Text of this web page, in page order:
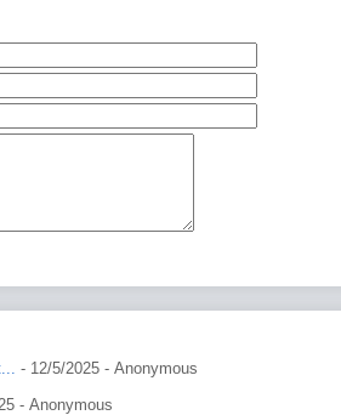
- 12/5/2025 - Anonymous
- Anonymous